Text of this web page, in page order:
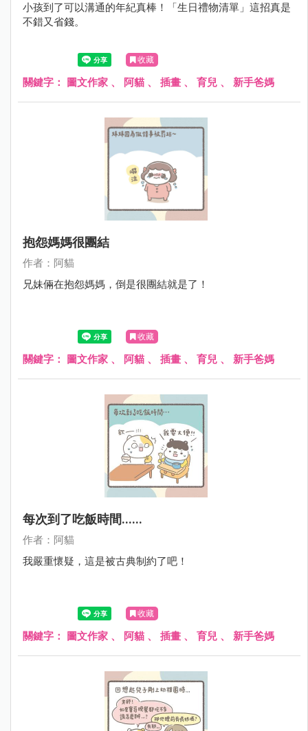
小孩到了可以溝通的年紀真棒！「生日禮物清單」這招真是
不錯又省錢。
收藏
關鍵字： 圖文作家 、 阿貓 、 插畫 、 育兒 、 新手爸媽
抱怨媽媽很團結
作者：阿貓
兄妹倆在抱怨媽媽，倒是很團結就是了！
收藏
關鍵字： 圖文作家 、 阿貓 、 插畫 、 育兒 、 新手爸媽
每次到了吃飯時間......
作者：阿貓
我嚴重懷疑，這是被古典制約了吧！
收藏
關鍵字： 圖文作家 、 阿貓 、 插畫 、 育兒 、 新手爸媽